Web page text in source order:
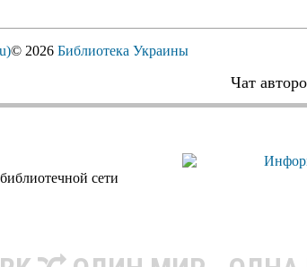
© 2026 Библиотека Украины
Чат
сети